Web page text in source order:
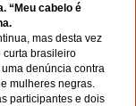
“Meu cabelo é
mas desta vez
curta brasileiro
denúncia contra
mulheres negras.
participantes e dois